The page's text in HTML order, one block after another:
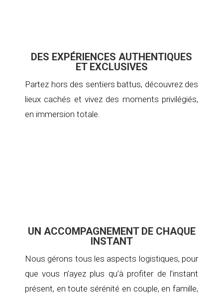
DES EXPÉRIENCES AUTHENTIQUES
ET EXCLUSIVES
Partez hors des sentiers battus, découvrez des
lieux cachés et vivez des moments privilégiés,
en immersion totale.
UN ACCOMPAGNEMENT DE CHAQUE
INSTANT
Nous gérons tous les aspects logistiques, pour
que vous n’ayez plus qu’à profiter de l’instant
présent, en toute sérénité en couple, en famille,